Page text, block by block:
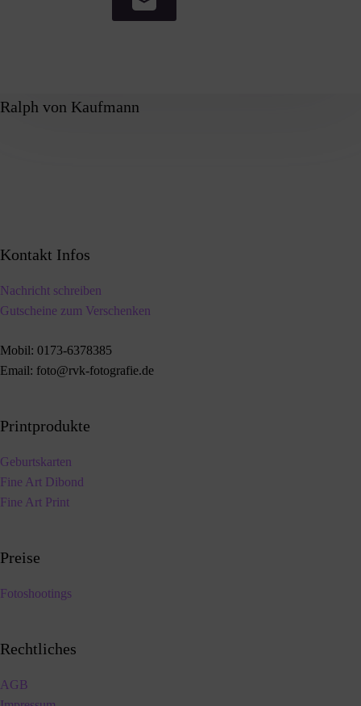
Ralph von Kaufmann
Kontakt Infos
Nachricht schreiben
Gutscheine zum Verschenken
Mobil: 0173-6378385
Email: foto@rvk-fotografie.de
Printprodukte
Geburtskarten
Fine Art Dibond
Fine Art Print
Preise
Fotoshootings
Rechtliches
AGB